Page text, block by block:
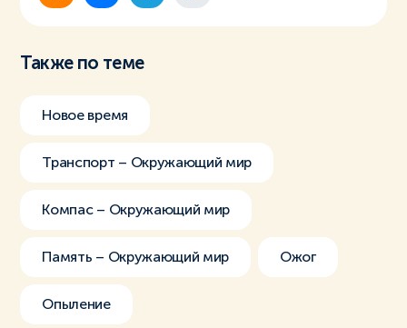
Также по теме
Новое время
Транспорт – Окружающий мир
Компас – Окружающий мир
Память – Окружающий мир Ожог
Опыление